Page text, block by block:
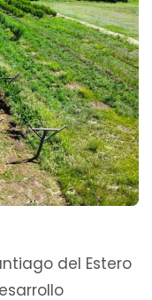
del Estero